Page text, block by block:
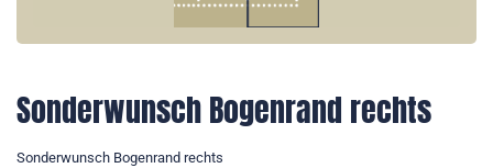
Sonderwunsch Bogenrand rechts
Sonderwunsch Bogenrand rechts